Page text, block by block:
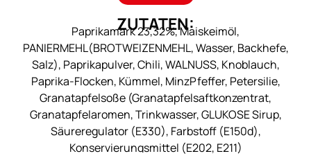
ZUTATEN:
Paprikamark 23,32%, Maiskeimöl,
PANIERMEHL(BROTWEIZENMEHL, Wasser, Backhefe,
Salz), Paprikapulver, Chili, WALNUSS, Knoblauch,
Paprika-Flocken, Kümmel, MinzPfeffer, Petersilie,
Granatapfelsoße (Granatapfelsaftkonzentrat,
Granatapfelaromen, Trinkwasser, GLUKOSE Sirup,
Säureregulator (E330), Farbstoff (E150d),
Konservierungsmittel (E202, E211)